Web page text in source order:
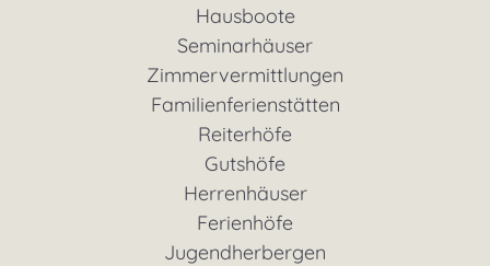
Hausboote
Seminarhäuser
Zimmervermittlungen
Familienferienstätten
Reiterhöfe
Gutshöfe
Herrenhäuser
Ferienhöfe
Jugendherbergen